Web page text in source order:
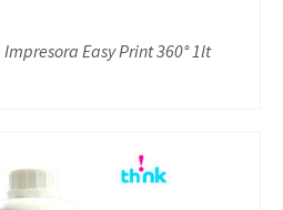
Easy Print 360° 1lt